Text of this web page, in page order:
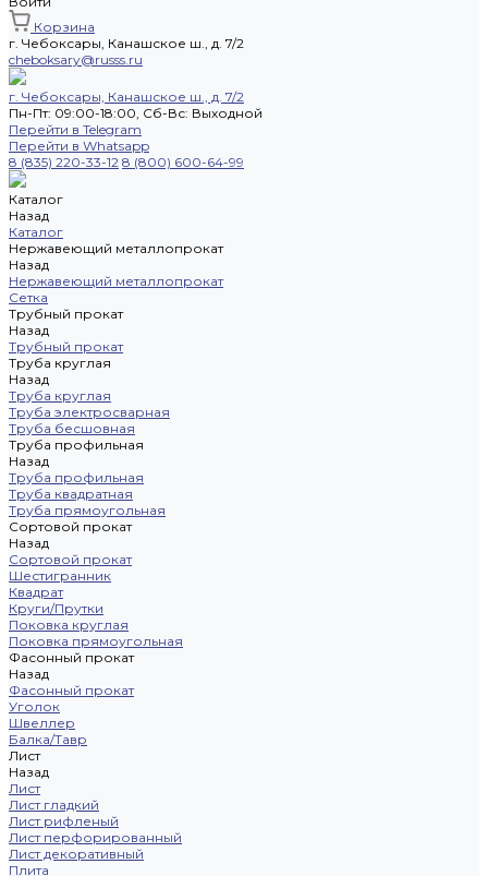
Корзина
г. Чебоксары, Канашское ш., д. 7/2
cheboksary@russs.ru
г. Чебоксары, Канашское ш., д. 7/2
Пн-Пт: 09:00-18:00, Cб-Вс: Выходной
Перейти в Telegram
Перейти в Whatsapp
8 (835) 220-33-12 8 (800) 600-64-99
Каталог
Назад
Каталог
Нержавеющий металлопрокат
Назад
Нержавеющий металлопрокат
Сетка
Трубный прокат
Назад
Трубный прокат
Труба круглая
Назад
Труба круглая
Труба электросварная
Труба бесшовная
Труба профильная
Назад
Труба профильная
Труба квадратная
Труба прямоугольная
Сортовой прокат
Назад
Сортовой прокат
Шестигранник
Квадрат
Круги/Прутки
Поковка круглая
Поковка прямоугольная
Фасонный прокат
Назад
Фасонный прокат
Уголок
Швеллер
Балка/Тавр
Лист
Назад
Лист
Лист гладкий
Лист рифленый
Лист перфорированный
Лист декоративный
Плита